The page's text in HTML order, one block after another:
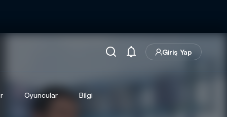
Giriş Yap
Oyuncular Bilgi